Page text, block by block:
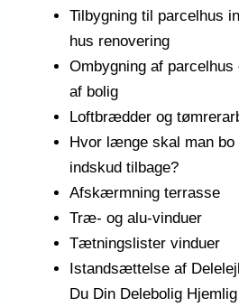
Tilbygning til parcelhus
hus renovering
Ombygning af
af bolig
Loftbrædder og
Hvor længe skal man
indskud tilbage?
Afskærmning terrasse
Træ- og alu-vinduer
Tætningslister vinduer
Istandsættelse af
Du Din Delebolig